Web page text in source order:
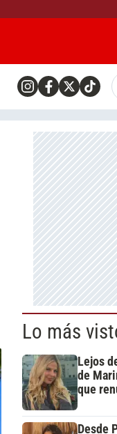
Lo más
Lejos
de
que
Desde